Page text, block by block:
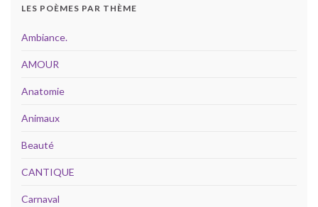
LES POÈMES PAR THÈME
Ambiance.
AMOUR
Anatomie
Animaux
Beauté
CANTIQUE
Carnaval